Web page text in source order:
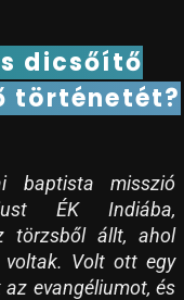
dicsőítő
történetét?
baptista misszió
ÉK Indiába,
törzsből állt, ahol
voltak. Volt ott egy
evangéliumot, és